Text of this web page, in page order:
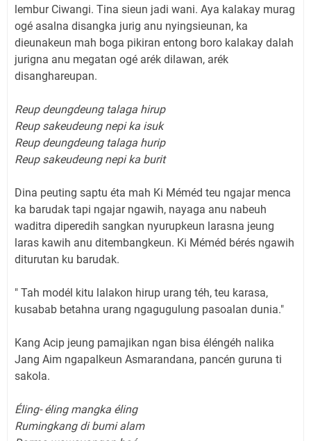
lembur Ciwangi. Tina sieun jadi wani. Aya kalakay murag
ogé asalna disangka jurig anu nyingsieunan, ka
dieunakeun mah boga pikiran entong boro kalakay dalah
jurigna anu megatan ogé arék dilawan, arék
disanghareupan.
Reup deungdeung talaga hirup
Reup sakeudeung nepi ka isuk
Reup deungdeung talaga hurip
Reup sakeudeung nepi ka burit
Dina peuting saptu éta mah Ki Méméd teu ngajar menca
ka barudak tapi ngajar ngawih, nayaga anu nabeuh
waditra diperedih sangkan nyurupkeun larasna jeung
laras kawih anu ditembangkeun. Ki Méméd bérés ngawih
diturutan ku barudak.
" Tah modél kitu lalakon hirup urang téh, teu karasa,
kusabab betahna urang ngagugulung pasoalan dunia."
Kang Acip jeung pamajikan ngan bisa éléngéh nalika
Jang Aim ngapalkeun Asmarandana, pancén guruna ti
sakola.
Éling- éling mangka éling
Rumingkang di bumi alam